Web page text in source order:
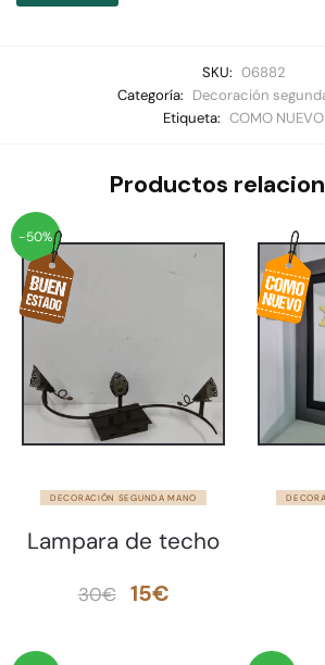
SKU: 06882
Categoría: Decoración
Etiqueta: COMO NUEVO
Productos
-50%
DECORACIÓN SEGUNDA MANO
Lampara de techo
30€
El
15€El